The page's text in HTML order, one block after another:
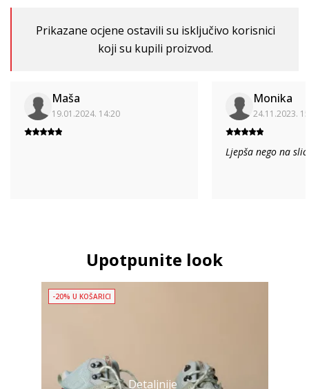
Prikazane ocjene ostavili su isključivo korisnici
koji su kupili proizvod.
Maša
19.01.2024. 14:20
Monika
24.11.2023.
Ljepša nego na slici
Upotpunite look
Detaljnije
-20% U KOŠARICI